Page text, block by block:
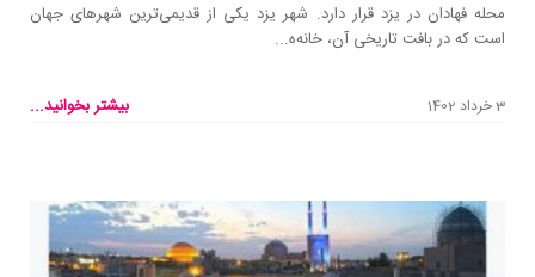
محله فهادان در یزد قرار دارد. شهر یزد یکی از قدیمی‌ترین شهرهای جهان
است که در بافت تاریخی آن، خانه‌ه...
3 خرداد 1402 بیشتر بخوانید...